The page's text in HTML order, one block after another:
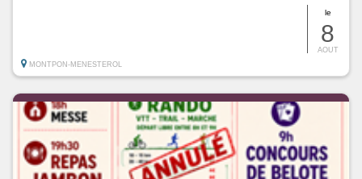
le
8
AOUT
MONTPON-MENESTEROL